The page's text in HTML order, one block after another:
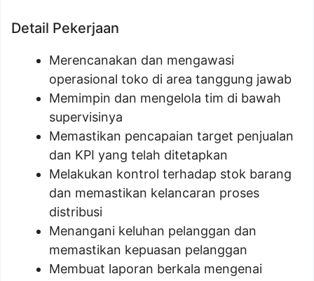
Detail Pekerjaan
Merencanakan dan mengawasi
operasional toko di area tanggung jawab
Memimpin dan mengelola tim di bawah
supervisinya
Memastikan pencapaian target penjualan
dan KPI yang telah ditetapkan
Melakukan kontrol terhadap stok barang
dan memastikan kelancaran proses
distribusi
Menangani keluhan pelanggan dan
memastikan kepuasan pelanggan
Membuat laporan berkala mengenai